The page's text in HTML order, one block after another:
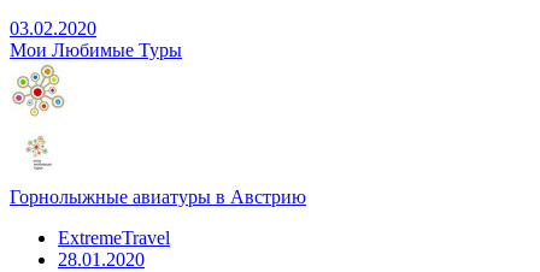
03.02.2020
Мои Любимые Туры
Горнолыжные авиатуры в Австрию
ExtremeTravel
28.01.2020